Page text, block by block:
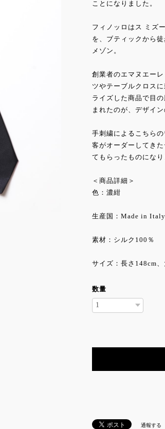
ことになりました。
フィノッロはス ミズ
を、ブティックから
メゾン。
創業者のエマヌエー
ツやテーブルクロス
ライズした商品で目
まれたのが、デザイ
手刺繍によるこちら
客がオーダーしてき
てもらったものになり
＜商品詳細＞
色：濃紺
生産国：Made in Italy
素材：シルク100％
サイズ：長さ148cm、
数量
通報する